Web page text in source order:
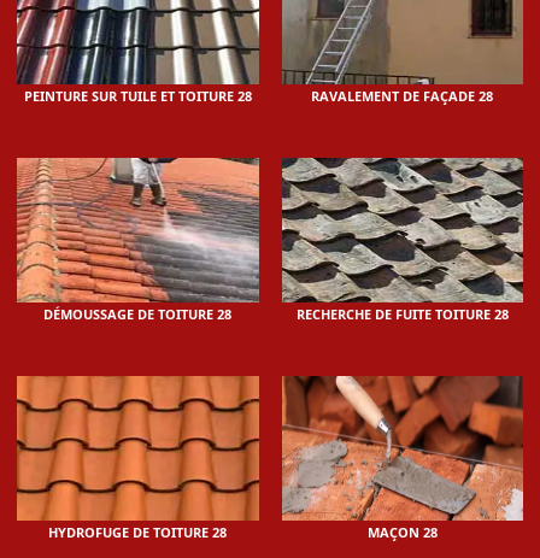
PEINTURE SUR TUILE ET TOITURE 28 RAVALEMENT DE FAÇADE 28
DÉMOUSSAGE DE TOITURE 28 RECHERCHE DE FUITE TOITURE 28
HYDROFUGE DE TOITURE 28 MAÇON 28